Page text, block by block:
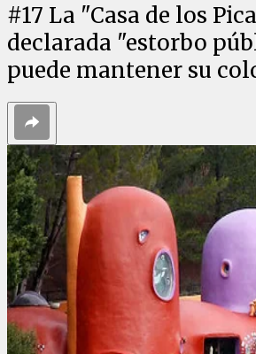
#17 La "Casa de los
declarada "estorbo
puede mantener su